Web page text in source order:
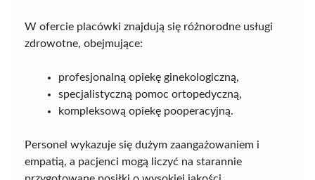
W ofercie placówki znajdują się różnorodne usługi
zdrowotne, obejmujące:
profesjonalną opiekę ginekologiczną,
specjalistyczną pomoc ortopedyczną,
kompleksową opiekę pooperacyjną.
Personel wykazuje się dużym zaangażowaniem i
empatią, a pacjenci mogą liczyć na starannie